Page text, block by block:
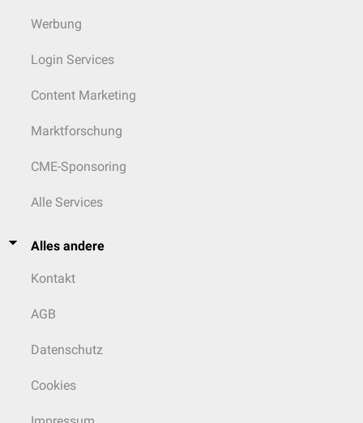
Werbung
Login Services
Content Marketing
Marktforschung
CME-Sponsoring
Alle Services
Alles andere
Kontakt
AGB
Datenschutz
Cookies